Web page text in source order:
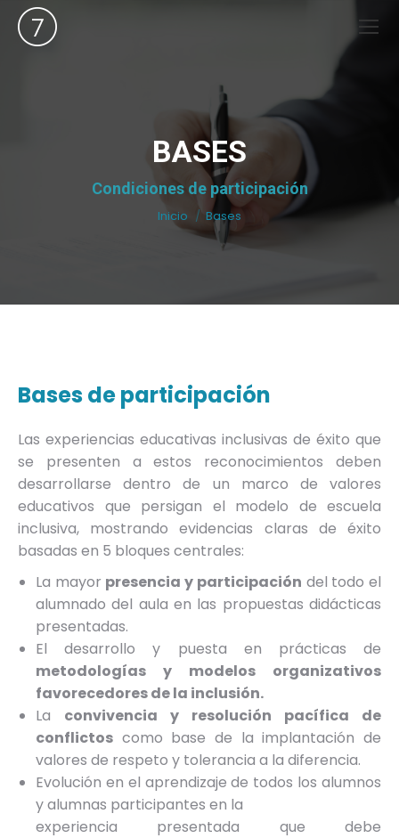
BASES
Condiciones de participación
Estás aquí:
Inicio Bases
Bases de participación
Las experiencias educativas inclusivas de éxito que
se presenten a estos reconocimientos deben
desarrollarse dentro de un marco de valores
educativos que persigan el modelo de escuela
inclusiva, mostrando evidencias claras de éxito
basadas en 5 bloques centrales:
La mayor presencia y participación del todo el
alumnado del aula en las propuestas didácticas
presentadas.
El desarrollo y puesta en prácticas de
metodologías y modelos organizativos
favorecedores de la inclusión.
La convivencia y resolución pacífica de
conflictos como base de la implantación de
valores de respeto y tolerancia a la diferencia.
Evolución en el aprendizaje de todos los alumnos
y alumnas participantes en la
experiencia presentada que debe